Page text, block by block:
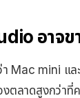
อาจข
า Mac mini
ตลาดสูงกว่าที่